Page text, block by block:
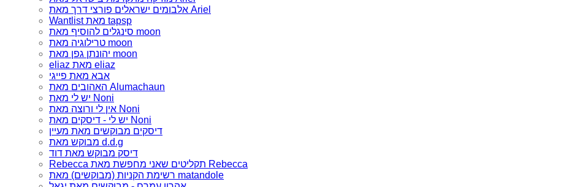
אלבומים ישראלים פורצי דרך מאת Ariel
Wantlist מאת tapsp
סינגלים להוסיף מאת moon
טרילוגיה מאת moon
יהונתן גפן מאת moon
eliaz מאת eliaz
אבא מאת פייגי
האהובים מאת Alumachaun
יש לי מאת Noni
אין לי ורוצה מאת Noni
יש לי - דיסקים מאת Noni
דיסקים מבוקשים מאת מעיין
מבוקש מאת d.d.g
דיסק מבוקש מאת דוד
Rebecca תקליטים שאני מחפשת מאת Rebecca
רשימת הקניות (מבוקשים) מאת matandole